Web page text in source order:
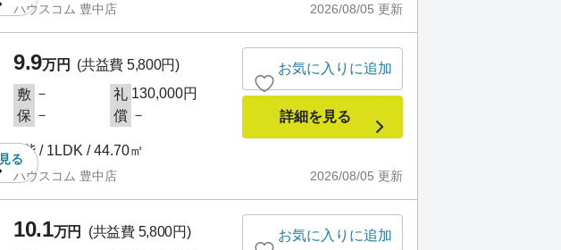
2026/08/05 更新
ハウスコム 豊中店
見る
9.9万円
(共益費 5,800円)
敷 － 礼 130,000円
保 － 償 －
1階 / 1LDK / 44.70㎡
2026/08/05 更新
ハウスコム 豊中店
お気に入りに追加
詳細を見る
10.1万円
(共益費 5,800円)
お気に入りに追加